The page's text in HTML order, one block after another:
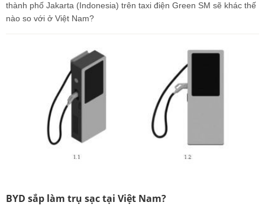
thành phố Jakarta (Indonesia) trên taxi điện Green SM sẽ khác thế
nào so với ở Việt Nam?
BYD sắp làm trụ sạc tại Việt Nam?